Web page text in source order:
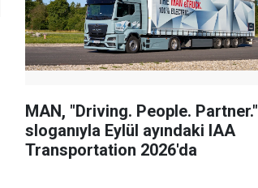
MAN, "Driving. People. Partner."
sloganıyla Eylül ayındaki IAA
Transportation 2026'da